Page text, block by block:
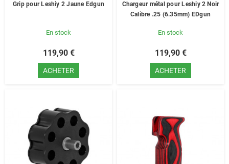
Grip pour Leshiy 2 Jaune Edgun
En stock
119,90 €
ACHETER
Chargeur métal pour Leshiy 2 Noir
Calibre .25 (6.35mm) EDgun
En stock
119,90 €
ACHETER